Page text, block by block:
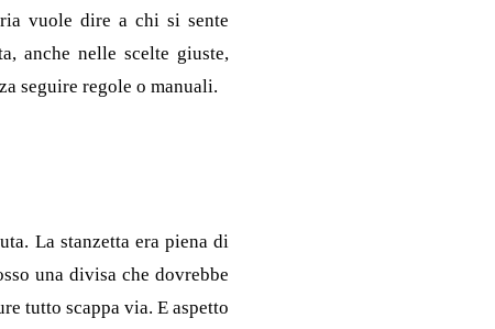
vuole dire a chi si sente
anche nelle scelte giuste,
seguire regole o manuali.
La stanzetta era piena di
una divisa che dovrebbe
tutto scappa via. E aspetto